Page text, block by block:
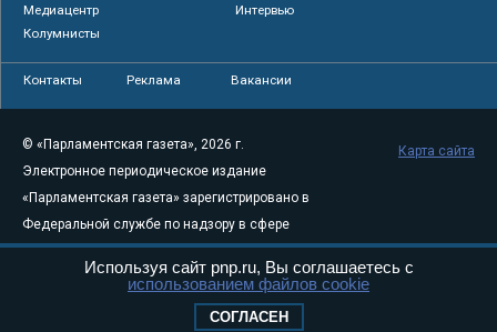
Медиацентр
Интервью
Колумнисты
Контакты Реклама Вакансии
© «Парламентская газета», 2026 г.
Электронное периодическое издание
«Парламентская газета» зарегистрировано в
Федеральной службе по надзору в сфере
связи, информационных технологий и
массовых коммуникаций (Роскомнадзор) 05
Карта сайта
Используя сайт pnp.ru, Вы соглашаетесь с
использованием файлов cookie
СОГЛАСЕН